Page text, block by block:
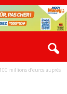
millions d’euros auprès